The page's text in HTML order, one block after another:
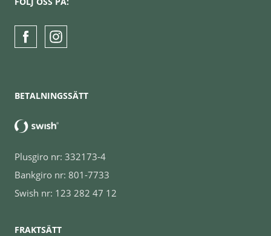
BETALNINGSSÄTT
Plusgiro nr: 332173-4
Bankgiro nr: 801-7733
Swish nr: 123 282 47 12
FRAKTSÄTT